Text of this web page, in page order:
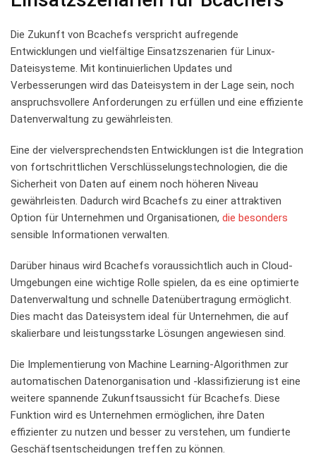
Die Zukunft von Bcachefs verspricht aufregende
Entwicklungen und vielfältige Einsatzszenarien für Linux-
Dateisysteme. Mit kontinuierlichen‌ Updates und
Verbesserungen wird das Dateisystem in der Lage sein, noch⁤
anspruchsvollere ​Anforderungen zu erfüllen und eine effiziente
Datenverwaltung zu gewährleisten.
Eine der vielversprechendsten Entwicklungen ist die Integration
⁢von fortschrittlichen Verschlüsselungstechnologien, ‌die die
Sicherheit von Daten auf einem noch höheren Niveau
gewährleisten. Dadurch wird Bcachefs zu einer attraktiven⁢
Option⁤ für Unternehmen und Organisationen, die besonders
sensible Informationen verwalten.
Darüber hinaus‍ wird Bcachefs voraussichtlich auch in Cloud-
Umgebungen eine⁢ wichtige Rolle ⁣spielen, da es eine optimierte
Datenverwaltung und schnelle‌ Datenübertragung ermöglicht.
Dies‌ macht ​das Dateisystem ideal für Unternehmen, die auf
skalierbare und leistungsstarke Lösungen angewiesen sind.
Die Implementierung⁤ von Machine Learning-Algorithmen⁢ zur
automatischen ⁤Datenorganisation und -klassifizierung ist eine
weitere‍ spannende Zukunftsaussicht für Bcachefs. Diese
Funktion wird es Unternehmen ermöglichen, ihre Daten
effizienter zu nutzen und⁤ besser zu verstehen, um fundierte
⁢Geschäftsentscheidungen treffen zu ⁢können.